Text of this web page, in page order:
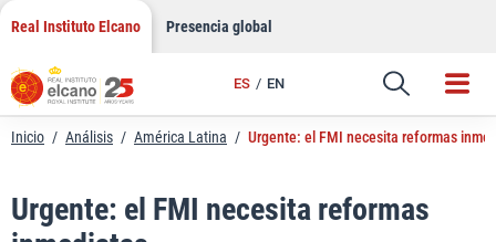
Saltar
contenido
Real Instituto Elcano Presencia global
ES EN
Enlace
Inicio / Análisis / América Latina / Urgente: el FMI necesita reformas
Urgente: el FMI necesita reformas